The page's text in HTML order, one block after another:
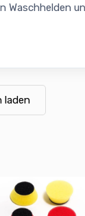
Waschhelden
laden